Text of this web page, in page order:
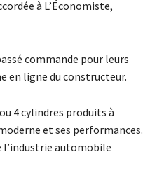
à L’Économiste,
commande pour leurs
en ligne du constructeur.
4 cylindres produits à
et ses performances.
l’industrie automobile